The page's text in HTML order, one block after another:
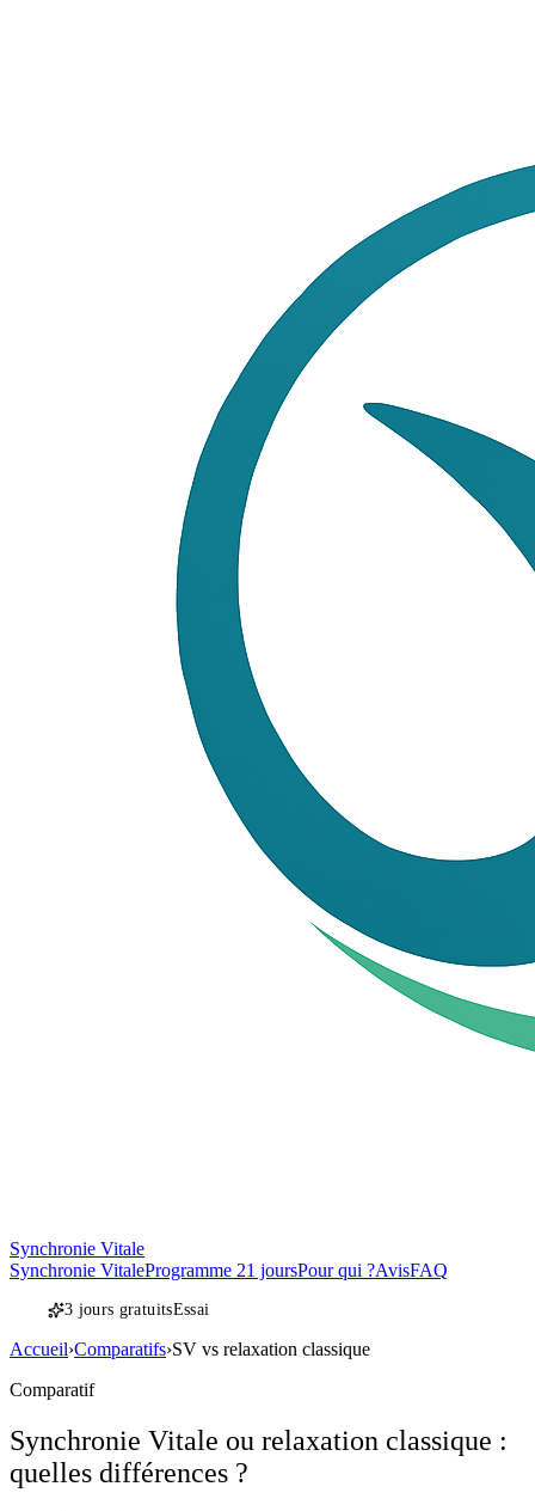
Synchronie Vitale
Synchronie VitaleProgramme 21 joursPour qui ?AvisFAQ
3 jours gratuitsEssai
Accueil›Comparatifs›SV vs relaxation classique
Comparatif
Synchronie Vitale ou relaxation classique :
quelles différences ?